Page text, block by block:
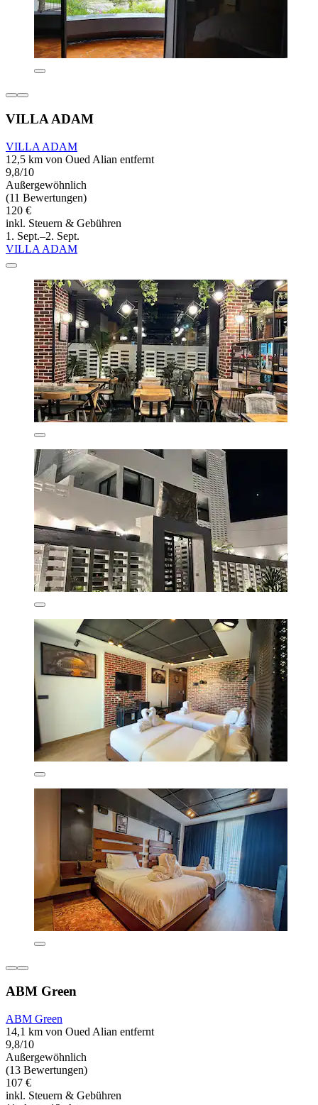
VILLA ADAM
VILLA ADAM
12,5 km von Oued Alian entfernt
9,8/10
Außergewöhnlich
(11 Bewertungen)
120 €
inkl. Steuern & Gebühren
1. Sept.–2. Sept.
VILLA ADAM
ABM Green
ABM Green
14,1 km von Oued Alian entfernt
9,8/10
Außergewöhnlich
(13 Bewertungen)
107 €
inkl. Steuern & Gebühren